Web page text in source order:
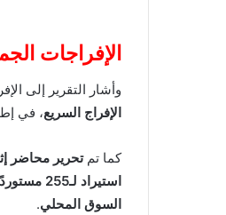
الإفراجات
وأشار التقرير إلى
الإفراج السريع، في
كما تمتحرير محاضر
استيراد لـ255 مستوردًا
السوق المحلي.